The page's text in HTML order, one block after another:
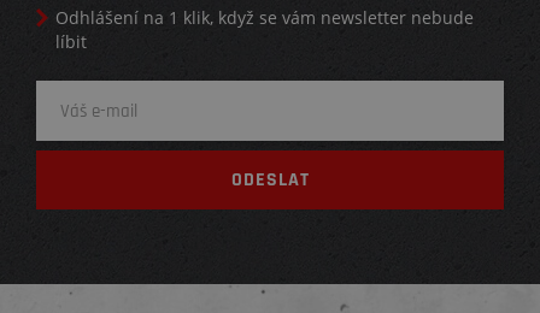
Odhlášení na 1 klik, když se vám newsletter nebude
líbit